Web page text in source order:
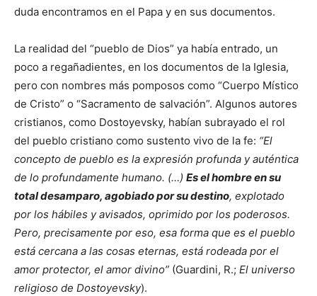
duda encontramos en el Papa y en sus documentos.
La realidad del “pueblo de Dios” ya había entrado, un
poco a regañadientes, en los documentos de la Iglesia,
pero con nombres más pomposos como “Cuerpo Místico
de Cristo” o “Sacramento de salvación”. Algunos autores
cristianos, como Dostoyevsky, habían subrayado el rol
del pueblo cristiano como sustento vivo de la fe: “El
concepto de pueblo es la expresión profunda y auténtica
de lo profundamente humano. (…) Es el hombre en su
total desamparo, agobiado por su destino, explotado
por los hábiles y avisados, oprimido por los poderosos.
Pero, precisamente por eso, esa forma que es el pueblo
está cercana a las cosas eternas, está rodeada por el
amor protector, el amor divino” (Guardini, R.; El universo
religioso de Dostoyevsky).